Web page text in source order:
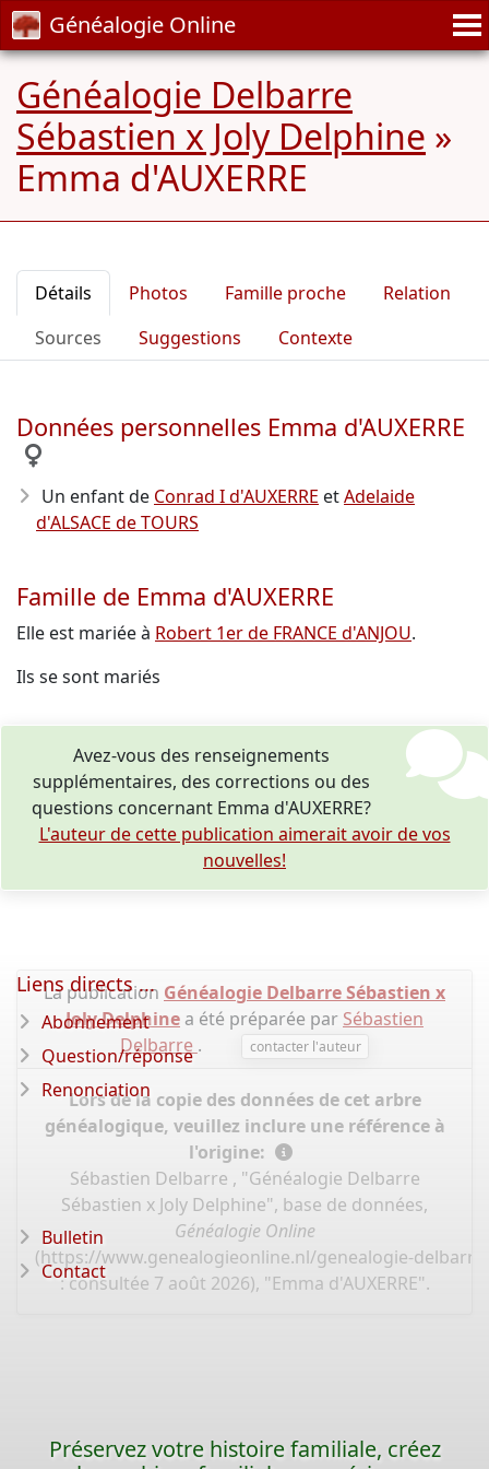
Généalogie Online
Généalogie Delbarre
Sébastien x Joly Delphine »
Emma d'AUXERRE
Détails Photos Famille proche
Relation
Sources
Suggestions Contexte
Données personnelles Emma d'AUXERRE
Un enfant de Conrad I d'AUXERRE etAdelaide
d'ALSACE de TOURS
Famille de Emma d'AUXERRE
Elle est mariée à Robert 1er de FRANCE d'ANJOU.
Ils se sont mariés
Avez-vous des renseignements
supplémentaires, des corrections ou des
questions concernant Emma d'AUXERRE?
L'auteur de cette publication aimerait avoir de vos
nouvelles!
La publication Généalogie Delbarre Sébastien x
Joly Delphine a été préparée par Sébastien
Delbarre . contacter l'auteur
Lors de la copie des données de cet arbre
généalogique, veuillez inclure une référence à
l'origine:
Sébastien Delbarre , "Généalogie Delbarre
Sébastien x Joly Delphine", base de données,
Généalogie Online
(https://www.genealogieonline.nl/genealogie-
: consultée 7 août 2026), "Emma d'AUXERRE".
Liens directs ...
Abonnement
Question/réponse
Renonciation
Bulletin
Contact
Préservez votre histoire familiale, créez